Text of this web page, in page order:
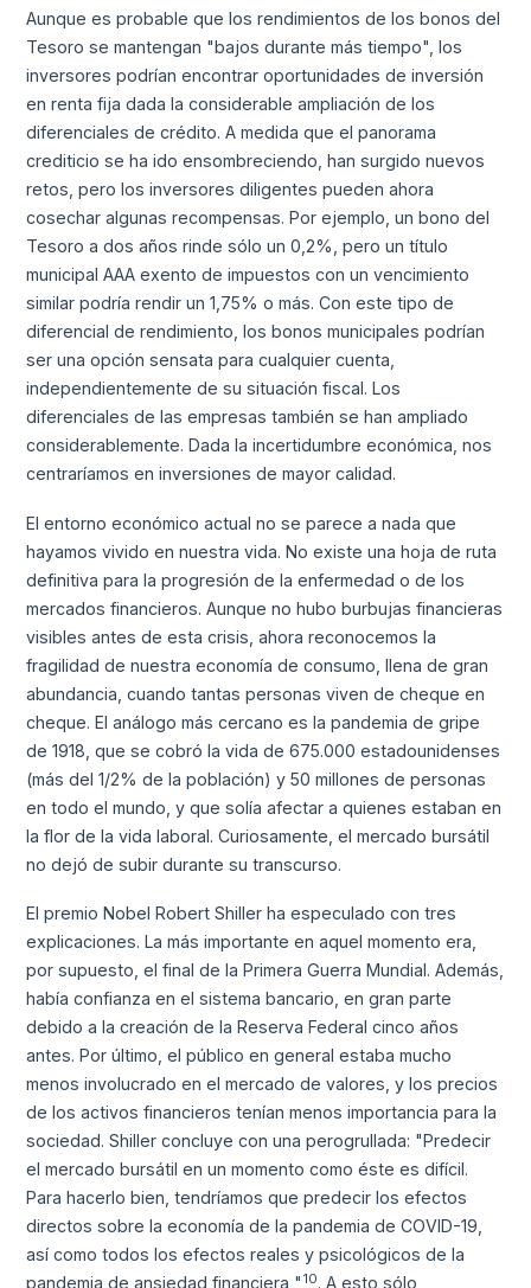
Aunque es probable que los rendimientos de los bonos del
Tesoro se mantengan "bajos durante más tiempo", los
inversores podrían encontrar oportunidades de inversión
en renta fija dada la considerable ampliación de los
diferenciales de crédito. A medida que el panorama
crediticio se ha ido ensombreciendo, han surgido nuevos
retos, pero los inversores diligentes pueden ahora
cosechar algunas recompensas. Por ejemplo, un bono del
Tesoro a dos años rinde sólo un 0,2%, pero un título
municipal AAA exento de impuestos con un vencimiento
similar podría rendir un 1,75% o más. Con este tipo de
diferencial de rendimiento, los bonos municipales podrían
ser una opción sensata para cualquier cuenta,
independientemente de su situación fiscal. Los
diferenciales de las empresas también se han ampliado
considerablemente. Dada la incertidumbre económica, nos
centraríamos en inversiones de mayor calidad.
El entorno económico actual no se parece a nada que
hayamos vivido en nuestra vida. No existe una hoja de ruta
definitiva para la progresión de la enfermedad o de los
mercados financieros. Aunque no hubo burbujas financieras
visibles antes de esta crisis, ahora reconocemos la
fragilidad de nuestra economía de consumo, llena de gran
abundancia, cuando tantas personas viven de cheque en
cheque. El análogo más cercano es la pandemia de gripe
de 1918, que se cobró la vida de 675.000 estadounidenses
(más del 1/2% de la población) y 50 millones de personas
en todo el mundo, y que solía afectar a quienes estaban en
la flor de la vida laboral. Curiosamente, el mercado bursátil
no dejó de subir durante su transcurso.
El premio Nobel Robert Shiller ha especulado con tres
explicaciones. La más importante en aquel momento era,
por supuesto, el final de la Primera Guerra Mundial. Además,
había confianza en el sistema bancario, en gran parte
debido a la creación de la Reserva Federal cinco años
antes. Por último, el público en general estaba mucho
menos involucrado en el mercado de valores, y los precios
de los activos financieros tenían menos importancia para la
sociedad. Shiller concluye con una perogrullada: "Predecir
el mercado bursátil en un momento como éste es difícil.
Para hacerlo bien, tendríamos que predecir los efectos
directos sobre la economía de la pandemia de COVID-19,
así como todos los efectos reales y psicológicos de la
pandemia de ansiedad financiera " 10. A esto sólo